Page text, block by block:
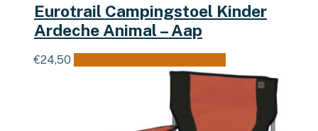
Eurotrail Campingstoel Kinder
Ardeche Animal – Aap
€24,50